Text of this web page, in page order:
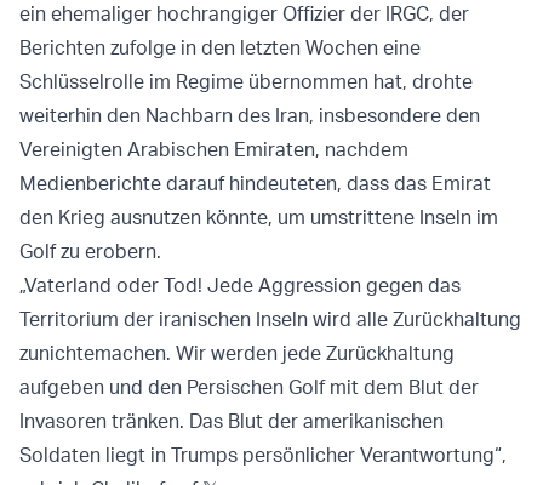
ein ehemaliger hochrangiger Offizier der IRGC, der
Berichten zufolge in den letzten Wochen eine
Schlüsselrolle im Regime übernommen hat, drohte
weiterhin den Nachbarn des Iran, insbesondere den
Vereinigten Arabischen Emiraten, nachdem
Medienberichte darauf hindeuteten, dass das Emirat
den Krieg ausnutzen könnte, um umstrittene Inseln im
Golf zu erobern.
„Vaterland oder Tod! Jede Aggression gegen das
Territorium der iranischen Inseln wird alle Zurückhaltung
zunichtemachen. Wir werden jede Zurückhaltung
aufgeben und den Persischen Golf mit dem Blut der
Invasoren tränken. Das Blut der amerikanischen
Soldaten liegt in Trumps persönlicher Verantwortung“,